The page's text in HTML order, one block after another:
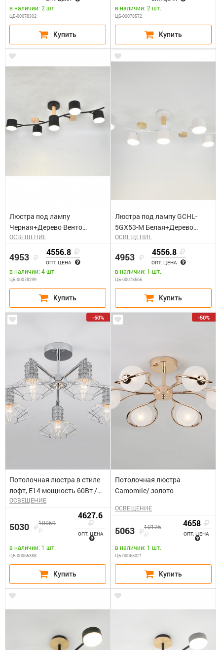
в наличии: 2 шт.
ЦБ-00078302
в наличии: 2 шт.
ЦБ-00078572
Люстра под лампу
Черная+Дерево Венто
General GCHL-5GX53-M
ОСВЕЩЕНИЕ
4953 4556.8
ОПТ. ЦЕНА
в наличии: 4 шт.
ЦБ-00078299
Люстра под лампу GCHL-
5GX53-M Белая+Дерево
Венто General
ОСВЕЩЕНИЕ
4953 4556.8
ОПТ. ЦЕНА
в наличии: 1 шт.
ЦБ-00078565
Потолочная люстра в стиле
лофт, Е14 мощность 60Вт /
хром Tranello
-50%
ОСВЕЩЕНИЕ
5030 10059
4627.6
ОПТ. ЦЕНА
в наличии: 1 шт.
ЦБ-00065388
Потолочная люстра
Camomile/ золото
-50%
ОСВЕЩЕНИЕ
5063 10125 4658
ОПТ. ЦЕНА
в наличии: 1 шт.
ЦБ-00065021